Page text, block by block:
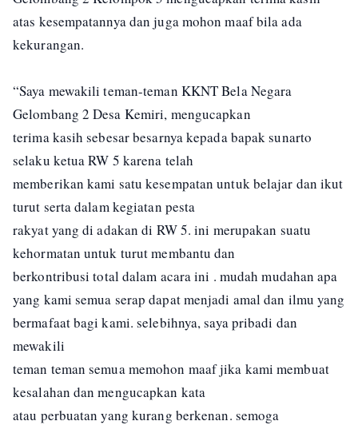
atas kesempatannya dan juga mohon maaf bila ada
kekurangan.
“Saya mewakili teman-teman KKNT Bela Negara
Gelombang 2 Desa Kemiri, mengucapkan
terima kasih sebesar besarnya kepada bapak sunarto
selaku ketua RW 5 karena telah
memberikan kami satu kesempatan untuk belajar dan ikut
turut serta dalam kegiatan pesta
rakyat yang di adakan di RW 5. ini merupakan suatu
kehormatan untuk turut membantu dan
berkontribusi total dalam acara ini . mudah mudahan apa
yang kami semua serap dapat menjadi amal dan ilmu yang
bermafaat bagi kami. selebihnya, saya pribadi dan
mewakili
teman teman semua memohon maaf jika kami membuat
kesalahan dan mengucapkan kata
atau perbuatan yang kurang berkenan. semoga